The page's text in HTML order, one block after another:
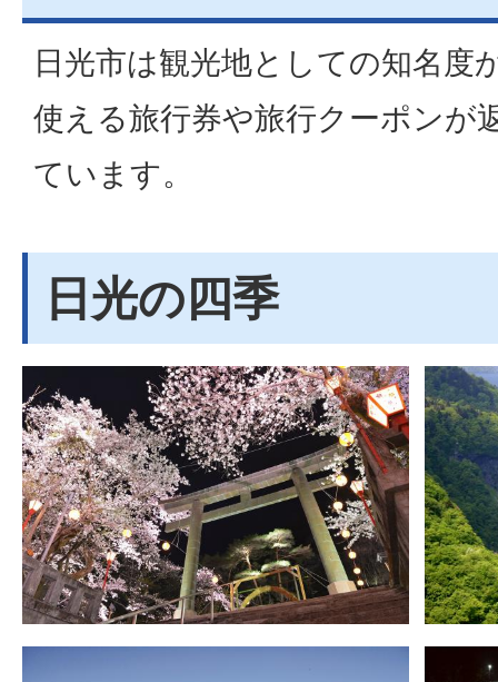
日光市は観光地としての知名度
使える旅行券や旅行クーポンが
ています。
日光の四季